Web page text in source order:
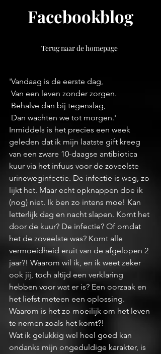
Facebookblog
Terug naar de homepage
'Vandaag is de eerste dag,
Van een leven zonder zorgen.
Behalve dan bij tegenslag,
Dan wachten we tot morgen.'
Inmiddels is het precies een week
geleden dat ik mijn laatste gift kreeg
van een zware 10-daagse antibiotica
kuur via het infuus voor de zoveelste
urineweginfectie. De infectie is weg, zo
lijkt het. Maar echt opknappen doe ik
(nog) niet. Ik ben zo intens moe! Kan
letterlijk dag en nacht slapen. Komt het
door de kuur? De infectie? Of omdat
het de zoveelste was? Komt alle
vermoeidheid eruit van de afgelopen 2
jaar?! Waarom wil ik, en ik weet zeker
ook jij, toch altijd een verklaring
hebben voor wat er is? Een oorzaak en
het liefst meteen een oplossing.
Waarom is het zo moeilijk om het leven
te nemen zoals het komt?!
Wat ik gelukkig wel heel goed kan
ondanks mijn ongeduldige karakter, is